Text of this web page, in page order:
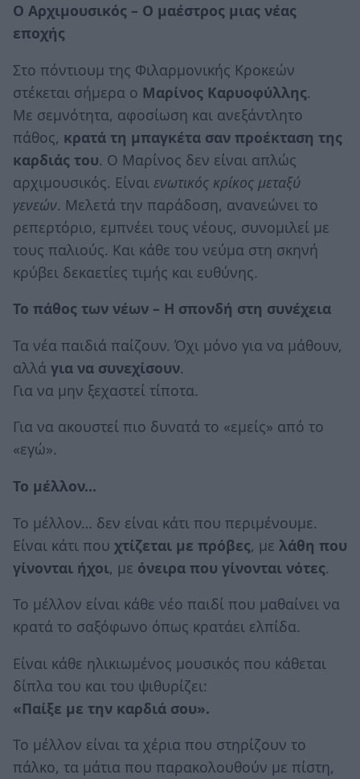
Ο Αρχιμουσικός – Ο μαέστρος μιας νέας
εποχής
Στο πόντιουμ της Φιλαρμονικής Κροκεών
στέκεται σήμερα ο Μαρίνος Καρυοφύλλης.
Με σεμνότητα, αφοσίωση και ανεξάντλητο
πάθος, κρατά τη μπαγκέτα σαν προέκταση της
καρδιάς του. Ο Μαρίνος δεν είναι απλώς
αρχιμουσικός. Είναι ενωτικός κρίκος μεταξύ
γενεών. Μελετά την παράδοση, ανανεώνει το
ρεπερτόριο, εμπνέει τους νέους, συνομιλεί με
τους παλιούς. Και κάθε του νεύμα στη σκηνή
κρύβει δεκαετίες τιμής και ευθύνης.
Το πάθος των νέων – Η σπονδή στη συνέχεια
Τα νέα παιδιά παίζουν. Όχι μόνο για να μάθουν,
αλλά για να συνεχίσουν.
Για να μην ξεχαστεί τίποτα.
Για να ακουστεί πιο δυνατά το «εμείς» από το
«εγώ».
Το μέλλον…
Το μέλλον… δεν είναι κάτι που περιμένουμε.
Είναι κάτι που χτίζεται με πρόβες, με λάθη που
γίνονται ήχοι, με όνειρα που γίνονται νότες.
Το μέλλον είναι κάθε νέο παιδί που μαθαίνει να
κρατά το σαξόφωνο όπως κρατάει ελπίδα.
Είναι κάθε ηλικιωμένος μουσικός που κάθεται
δίπλα του και του ψιθυρίζει:
«Παίξε με την καρδιά σου».
Το μέλλον είναι τα χέρια που στηρίζουν το
πάλκο, τα μάτια που παρακολουθούν με πίστη,